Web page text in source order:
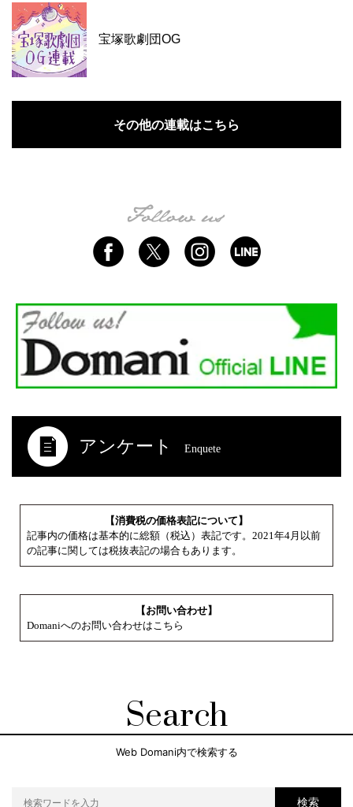
宝塚歌劇団OG
その他の連載はこちら
アンケート Enquete
【消費税の価格表記について】
記事内の価格は基本的に総額（税込）表記です。2021年4月以前
の記事に関しては税抜表記の場合もあります。
【お問い合わせ】
Domaniへのお問い合わせはこちら
Search
Web Domani内で検索する
検索